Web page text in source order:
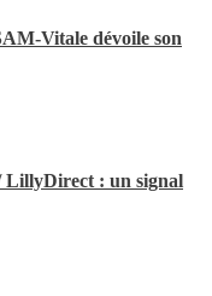
Vitale dévoile son
: un signal